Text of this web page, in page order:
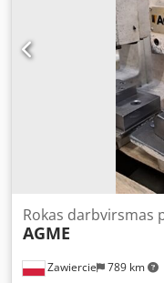
Dkodpsw Dm Hrofx
400 V, 50 Hz. Slēģa
Etiķešu druka (pēc
uz pircēja pusi.
Zawiercie 789 km
Rokas darbvirsmas
AGME